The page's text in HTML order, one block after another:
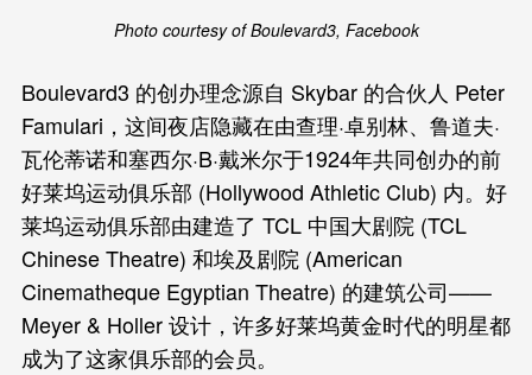
Photo courtesy of Boulevard3, Facebook
Boulevard3 的创办理念源自 Skybar 的合伙人 Peter
Famulari，这间夜店隐藏在由查理·卓别林、鲁道夫·
瓦伦蒂诺和塞西尔·B·戴米尔于1924年共同创办的前
好莱坞运动俱乐部 (Hollywood Athletic Club) 内。好
莱坞运动俱乐部由建造了 TCL 中国大剧院 (TCL
Chinese Theatre) 和埃及剧院 (American
Cinematheque Egyptian Theatre) 的建筑公司——
Meyer & Holler 设计，许多好莱坞黄金时代的明星都
成为了这家俱乐部的会员。